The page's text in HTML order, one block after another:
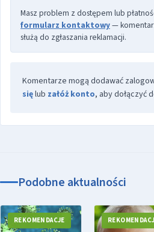
Masz problem z dostępem lub
formularz kontaktowy—
służą do zgłaszania reklamacji.
Komentarze mogą dodawać
sięlub załóż konto, aby dołączyć
Podobne aktualności
REKOMENDACJE